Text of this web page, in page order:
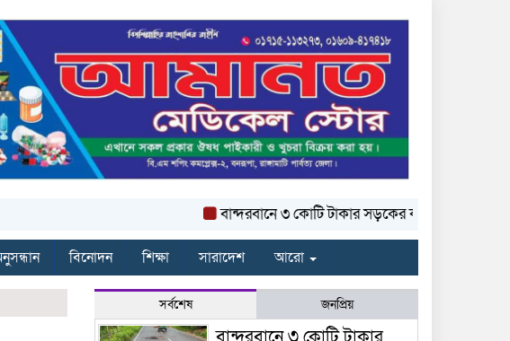
বান্দরবানে ৩ কোটি টাকার সড়কের কার্পেটিং উঠে যাচ্ছে
বিনোদন শিক্ষা সারাদেশ আরো
সর্বশেষ জনপ্রিয়